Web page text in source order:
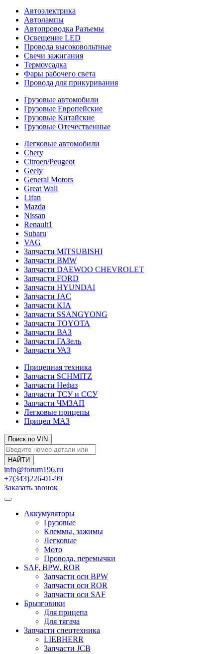
Автоэлектрика
Автолампы
Автопроводка Разъемы
Освещение LED
Провода высоковольтные
Свечи зажигания
Термоусадка
Фары рабочего света
Провода для прикуривания
Грузовые автомобили
Грузовые Европейские
Грузовые Китайские
Грузовые Отечественные
Легковые автомобили
Chery
Citroen/Peugeot
Geely
General Motors
Great Wall
Lifan
Mazda
Nissan
Renault1
Subaru
VAG
Запчасти MITSUBISHI
Запчасти BMW
Запчасти DAEWOO CHEVROLET
Запчасти FORD
Запчасти HYUNDAI
Запчасти JAC
Запчасти KIA
Запчасти SSANGYONG
Запчасти TOYOTA
Запчасти ВАЗ
Запчасти ГАЗель
Запчасти УАЗ
Прицепная техника
Запчасти SCHMITZ
Запчасти Нефаз
Запчасти ТСУ и ССУ
Запчасти ЧМЗАП
Легковые прицепы
Прицеп МАЗ
Поиск по VIN
info@forum196.ru
+7(343)226-01-99
Заказать звонок
Аккумуляторы
Грузовые
Клеммы, зажимы
Легковые
Мото
Провода, перемычки
SAF, BPW, ROR
Запчасти оси BPW
Запчасти оси ROR
Запчасти оси SAF
Брызговики
Для прицепа
Для тягача
Запчасти спецтехника
LIEBHERR
Запчасти JCB